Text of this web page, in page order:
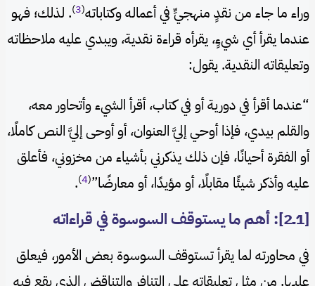
وراء ما جاء من نقدٍ منهجيٍّ في أعماله وكتاباته(
3
). لذلك؛ فهو
عندما يقرأ أي شيءٍ، يقرأه قراءة نقدية، ويبدي عليه ملاحظاته
وتعليقاته النقدية. يقول:
“عندما أقرأ في دورية أو في كتاب، أقرأ الشيء وأتحاور معه،
والقلم بيدي، فإذا أوحي إليَّ العنوان، أو أوحى إليَّ النص كاملًا،
أو الفقرة أحيانًا، فإن ذلك يذكرني بأشياء من مخزوني، فأعلق
عليه وأذكر شيئًا مقابلًا، أو مؤيدًا، أو معارضًا”(
4
)
.
[1ــ2]: أهم ما يستوقف السوسوة في قراءاته
في محاورته لما يقرأ تستوقف السوسوة بعض الأمور، فيعلق
عليها. من مثل تعليقاته على التنافر والتناقض الذي يقع فيه